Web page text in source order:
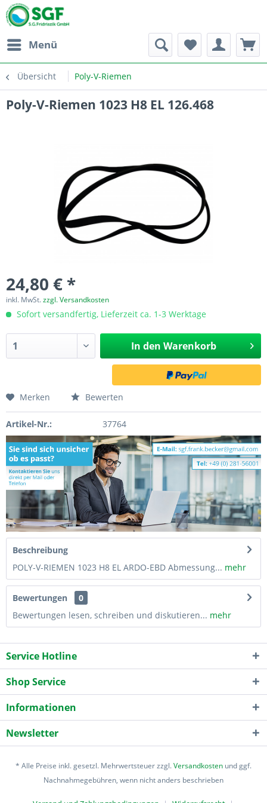
Menü
Übersicht Poly-V-Riemen
Poly-V-Riemen 1023 H8 EL 126.468
24,80 € *
inkl. MwSt.zzgl. Versandkosten
Sofort versandfertig, Lieferzeit ca. 1-3 Werktage
In den Warenkorb
Merken Bewerten
Artikel-Nr.: 37764
Beschreibung
POLY-V-RIEMEN 1023 H8 EL ARDO-EBD Abmessung... mehr
Bewertungen
0
Bewertungen lesen, schreiben und diskutieren... mehr
Service Hotline
Shop Service
Informationen
Newsletter
* Alle Preise inkl. gesetzl. Mehrwertsteuer zzgl.Versandkosten und ggf.
Nachnahmegebühren, wenn nicht anders beschrieben